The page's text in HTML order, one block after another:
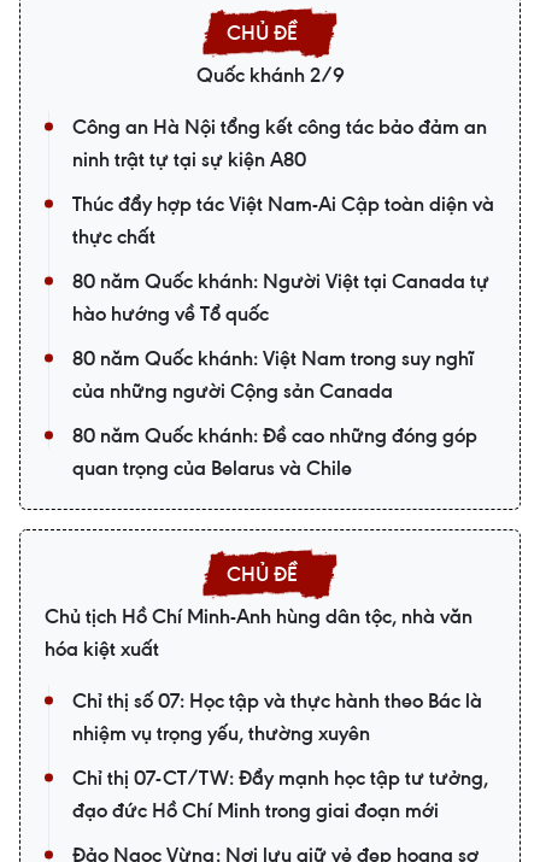
Quốc khánh 2/9
Công an Hà Nội tổng kết công tác bảo đảm an
ninh trật tự tại sự kiện A80
Thúc đẩy hợp tác Việt Nam-Ai Cập toàn diện và
thực chất
80 năm Quốc khánh: Người Việt tại Canada tự
hào hướng về Tổ quốc
80 năm Quốc khánh: Việt Nam trong suy nghĩ
của những người Cộng sản Canada
80 năm Quốc khánh: Đề cao những đóng góp
quan trọng của Belarus và Chile
Chủ tịch Hồ Chí Minh-Anh hùng dân tộc, nhà văn
hóa kiệt xuất
Chỉ thị số 07: Học tập và thực hành theo Bác là
nhiệm vụ trọng yếu, thường xuyên
Chỉ thị 07-CT/TW: Đẩy mạnh học tập tư tưởng,
đạo đức Hồ Chí Minh trong giai đoạn mới
Đảo Ngọc Vừng: Nơi lưu giữ vẻ đẹp hoang sơ